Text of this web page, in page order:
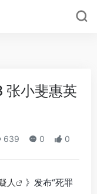
张小斐惠英
639 0 0
人
》发布“死罪